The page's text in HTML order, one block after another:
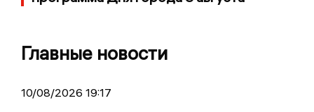
Главные новости
10/08/2026 19:17